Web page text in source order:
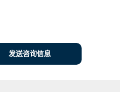
发送咨询信息